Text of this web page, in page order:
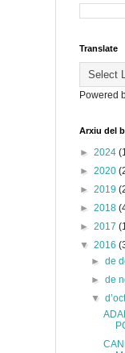
Translate
Powered
Arxiu del
► 2024
► 2020
► 2019
► 2018
► 2017
▼ 2016
►de
►de
▼